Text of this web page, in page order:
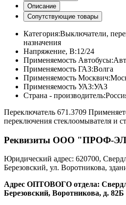
Описание
Сопутствующие товары
Категория:Выключатели,
назначения
Напряжение, В:12/24
Применяемость Автобусы:
Применяемость ГАЗ:Волга
Применяемость Москвич:
Применяемость УАЗ:УАЗ
Страна - производитель:
Переключатель 671.3709
переключения стеклоомывателя и
Реквизиты ООО "ПРОФ-
Юридический адрес: 620700,
Березовский, ул. Воротникова,
Адрес ОПТОВОГО отдела:
Березовский, Воротникова, д. 82Б